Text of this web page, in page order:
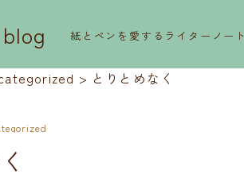
紙とペンを愛するライターノート
> とりとめなく